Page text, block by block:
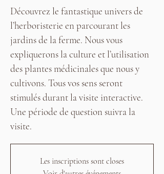
Découvrez le fantastique univers de
l’herboristerie en parcourant les
jardins de la ferme. Nous vous
expliquerons la culture et l’utilisation
des plantes médicinales que nous y
cultivons. Tous vos sens seront
stimulés durant la visite interactive.
Une période de question suivra la
visite.
Les inscriptions sont closes